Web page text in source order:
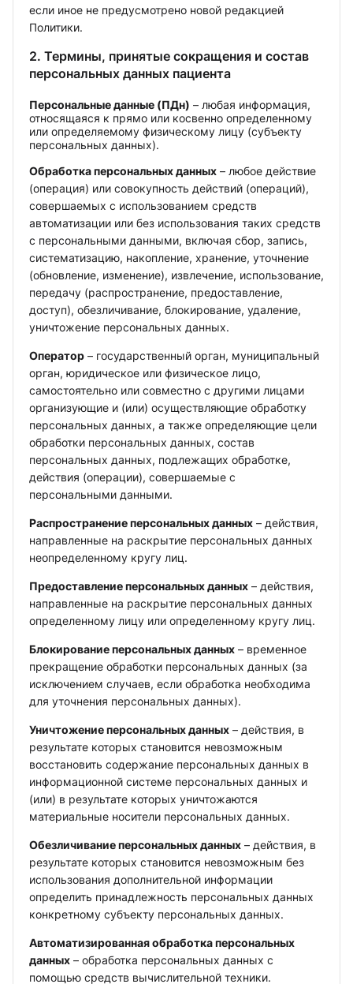
если иное не предусмотрено новой редакцией
Политики.
2. Термины, принятые сокращения и состав
персональных данных пациента
Персональные данные (ПДн) – любая информация,
относящаяся к прямо или косвенно определенному
или определяемому физическому лицу (субъекту
персональных данных).
Обработка персональных данных – любое действие
(операция) или совокупность действий (операций),
совершаемых с использованием средств
автоматизации или без использования таких средств
с персональными данными, включая сбор, запись,
систематизацию, накопление, хранение, уточнение
(обновление, изменение), извлечение, использование,
передачу (распространение, предоставление,
доступ), обезличивание, блокирование, удаление,
уничтожение персональных данных.
Оператор – государственный орган, муниципальный
орган, юридическое или физическое лицо,
самостоятельно или совместно с другими лицами
организующие и (или) осуществляющие обработку
персональных данных, а также определяющие цели
обработки персональных данных, состав
персональных данных, подлежащих обработке,
действия (операции), совершаемые с
персональными данными.
Распространение персональных данных – действия,
направленные на раскрытие персональных данных
неопределенному кругу лиц.
Предоставление персональных данных – действия,
направленные на раскрытие персональных данных
определенному лицу или определенному кругу лиц.
Блокирование персональных данных – временное
прекращение обработки персональных данных (за
исключением случаев, если обработка необходима
для уточнения персональных данных).
Уничтожение персональных данных – действия, в
результате которых становится невозможным
восстановить содержание персональных данных в
информационной системе персональных данных и
(или) в результате которых уничтожаются
материальные носители персональных данных.
Обезличивание персональных данных – действия, в
результате которых становится невозможным без
использования дополнительной информации
определить принадлежность персональных данных
конкретному субъекту персональных данных.
Автоматизированная обработка персональных
данных – обработка персональных данных с
помощью средств вычислительной техники.